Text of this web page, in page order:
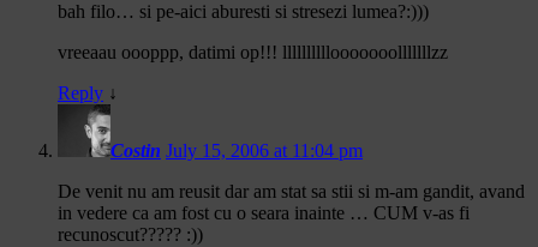
bah filo… si pe-aici aburesti si stresezi lumea?:)))
vreeaau oooppp, datimi op!!! llllllllllooooooolllllllzz
Reply ↓
Costin July 15, 2006 at 11:04 pm
De venit nu am reusit dar am stat sa stii si m-am gandit, avand
in vedere ca am fost cu o seara inainte … CUM v-as fi
recunoscut????? :))